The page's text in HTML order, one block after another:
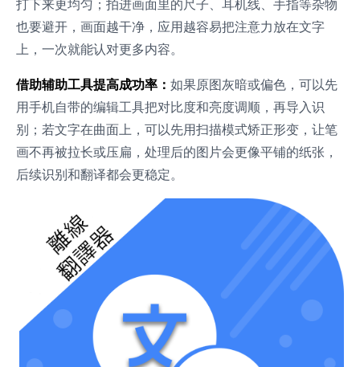
打下来更均匀；拍进画面里的尺子、耳机线、手指等杂物
也要避开，画面越干净，应用越容易把注意力放在文字
上，一次就能认对更多内容。
借助辅助工具提高成功率： 如果原图灰暗或偏色，可以先
用手机自带的编辑工具把对比度和亮度调顺，再导入识
别；若文字在曲面上，可以先用扫描模式矫正形变，让笔
画不再被拉长或压扁，处理后的图片会更像平铺的纸张，
后续识别和翻译都会更稳定。